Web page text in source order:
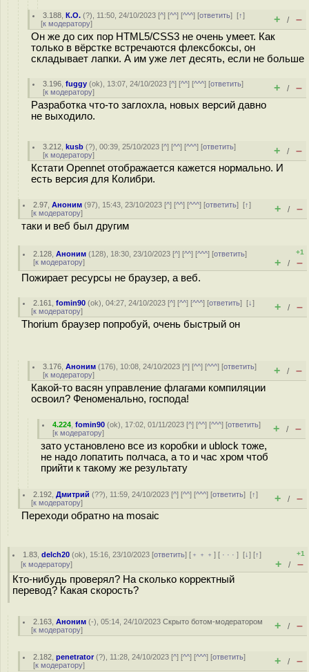
3.188 ,К.О. (?), 11:50, 24/10/2023 [^] [^^] [^^^] [ответить][↑]
[к модератору] + / –
Он же до сих пор HTML5/CSS3 не очень умеет. Как
только в вёрстке встречаются флексбоксы, он
складывает лапки. А им уже лет десять, если не больше
3.196 ,fuggy (ok), 13:07, 24/10/2023 [^] [^^] [^^^] [ответить]
[к модератору] + / –
Разработка что-то заглохла, новых версий давно
не выходило.
3.212 ,kusb (?), 00:39, 25/10/2023 [^] [^^] [^^^] [ответить]
[к модератору] + / –
Кстати Opennet отображается кажется нормально. И
есть версия для Колибри.
2.97 ,Аноним (97), 15:43, 23/10/2023 [^] [^^] [^^^] [ответить][↑]
[к модератору] + / –
таки и веб был другим
2.128 ,Аноним (128), 18:30, 23/10/2023 [^] [^^] [^^^] [ответить]
[к модератору]
+1
+ / –
Пожирает ресурсы не браузер, а веб.
2.161 ,fomin90 (ok), 04:27, 24/10/2023 [^] [^^] [^^^] [ответить][↓]
[к модератору] + / –
Thorium браузер попробуй, очень быстрый он
3.176 ,Аноним (176), 10:08, 24/10/2023 [^] [^^] [^^^] [ответить]
[к модератору] + / –
Какой-то васян управление флагами компиляции
освоил? Феноменально, господа!
4.224 ,fomin90 (ok), 17:02, 01/11/2023 [^] [^^] [^^^] [ответить]
[к модератору] + / –
зато установлено все из коробки и ublock тоже,
не надо лопатить полчаса, а то и час хром чтоб
прийти к такому же результату
2.192 ,Дмитрий (??), 11:59, 24/10/2023 [^] [^^] [^^^] [ответить][↑]
[к модератору] + / –
Переходи обратно на mosaic
1.83 ,delch20 (ok), 15:16, 23/10/2023 [ответить] [ ﹢﹢﹢] [ · · ·][↓] [↑]
[к модератору]
+1
+ / –
Кто-нибудь проверял? На сколько корректный
перевод? Какая скорость?
2.163 ,Аноним (-), 05:14, 24/10/2023Скрыто ботом-модератором
[к модератору] + / –
2.182 ,penetrator(?), 11:28, 24/10/2023 [^] [^^] [^^^] [ответить]
[к модератору] + / –